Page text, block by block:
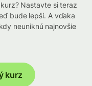
Nastavte si teraz
bude lepší. A vďaka
neuniknú najnovšie
kurz